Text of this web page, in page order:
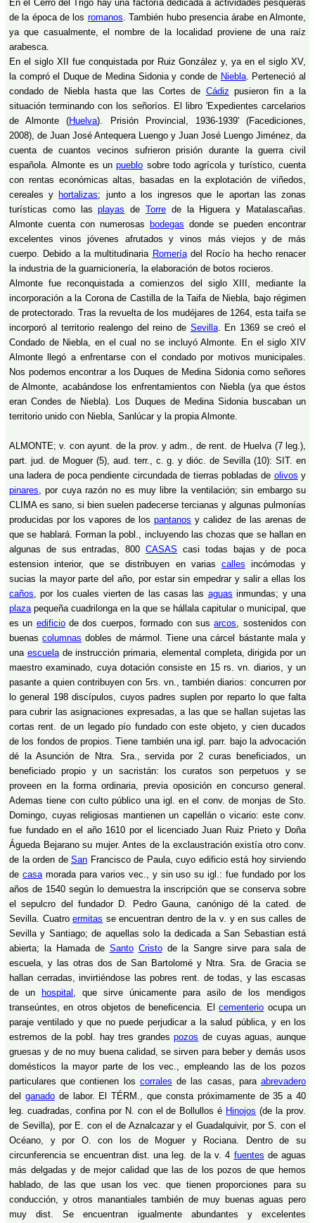
En el Cerro del Trigo hay una factoría dedicada a actividades pesqueras
de la época de los romanos. También hubo presencia árabe en Almonte,
ya que casualmente, el nombre de la localidad proviene de una raíz
arabesca.
En el siglo XII fue conquistada por Ruiz González y, ya en el siglo XV,
la compró el Duque de Medina Sidonia y conde de Niebla. Perteneció al
condado de Niebla hasta que las Cortes de Cádiz pusieron fin a la
situación terminando con los señoríos. El libro 'Expedientes carcelarios
de Almonte (Huelva). Prisión Provincial, 1936-1939' (Facediciones,
2008), de Juan José Antequera Luengo y Juan José Luengo Jiménez, da
cuenta de cuantos vecinos sufrieron prisión durante la guerra civil
española. Almonte es unpueblo sobre todo agrícola y turístico, cuenta
con rentas económicas altas, basadas en la explotación de viñedos,
cereales y hortalizas; junto a los ingresos que le aportan las zonas
turísticas como lasplayas deTorre de la Higuera y Matalascañas.
Almonte cuenta con numerosas
bodegas donde se pueden encontrar
excelentes vinos jóvenes afrutados y vinos más viejos y de más
cuerpo. Debido a la multitudinaria Romeríadel Rocío ha hecho renacer
la industria de la guarnicionería, la elaboración de botos rocieros.
Almonte fue reconquistada a comienzos del siglo XIII, mediante la
incorporación a la Corona de Castilla de la Taifa de Niebla, bajo régimen
de protectorado. Tras la revuelta de los mudéjares de 1264, esta taifa se
incorporó al territorio realengo del reino de Sevilla. En 1369 se creó el
Condado de Niebla, en el cual no se incluyó Almonte. En el siglo XIV
Almonte llegó a enfrentarse con el condado por motivos municipales.
Nos podemos encontrar a los Duques de Medina Sidonia como señores
de Almonte, acabándose los enfrentamientos con Niebla (ya que éstos
eran Condes de Niebla). Los Duques de Medina Sidonia buscaban un
territorio unido con Niebla, Sanlúcar y la propia Almonte.
ALMONTE; v. con ayunt. de la prov. y adm., de rent. de Huelva (7 leg.),
part. jud. de Moguer (5), aud. terr., c. g. y dióc. de Sevilla (10): SIT. en
una ladera de poca pendiente circundada de tierras pobladas de olivos y
pinares, por cuya razón no es muy libre la ventilación; sin embargo su
CLIMA es sano, si bien suelen padecerse tercianas y algunas pulmonías
producidas por los vapores de los pantanos y calidez de las arenas de
que se hablará. Forman la pobl., incluyendo las chozas que se hallan en
algunas de sus entradas, 800CASAS casi todas bajas y de poca
estension interior, que se distribuyen en varias calles incómodas y
sucias la mayor parte del año, por estar sin empedrar y salir a ellas los
caños, por los cuales vierten de las casas las aguas inmundas; y una
plazapequeña cuadrilonga en la que se hállala capitular o municipal, que
es un edificiode dos cuerpos, formado con susarcos, sostenidos con
buenascolumnas dobles de mármol. Tiene una cárcel bástante mala y
una escuelade instrucción primaria, elemental completa, dirigida por un
maestro examinado, cuya dotación consiste en 15 rs. vn. diarios, y un
pasante a quien contribuyen con 5rs. vn., también diarios: concurren por
lo general 198 discípulos, cuyos padres suplen por reparto lo que falta
para cubrir las asignaciones expresadas, a las que se hallan sujetas las
cortas rent. de un legado pío fundado con este objeto, y cien ducados
de los fondos de propios. Tiene también una igl. parr. bajo la advocación
dé la Asunción de Ntra. Sra., servida por 2 curas beneficiados, un
beneficiado propio y un sacristán: los curatos son perpetuos y se
proveen en la forma ordinaria, previa oposición en concurso general.
Ademas tiene con culto público una igl. en el conv. de monjas de Sto.
Domingo, cuyas religiosas mantienen un capellán o vicario: este conv.
fue fundado en el año 1610 por el licenciado Juan Ruiz Prieto y Doña
Águeda Bejarano su mujer. Antes de la exclaustración existía otro conv.
de la orden de San Francisco de Paula, cuyo edificio está hoy sirviendo
de casamorada para varios vec., y sin uso su igl.: fue fundado por los
años de 1540 según lo demuestra la inscripción que se conserva sobre
el sepulcro del fundador D. Pedro Gauna, canónigo dé la cated. de
Sevilla. Cuatroermitas se encuentran dentro de la v. y en sus calles de
Sevilla y Santiago; de aquellas solo la dedicada a San Sebastian está
abierta; la Hamada de Santo Cristode la Sangre sirve para sala de
escuela, y las otras dos de San Bartolomé y Ntra. Sra. de Gracia se
hallan cerradas, invirtiéndose las pobres rent. de todas, y las escasas
de un
hospital , que sirve únicamente para asilo de los mendigos
transeúntes, en otros objetos de beneficencia. Elcementerio ocupa un
paraje ventilado y que no puede perjudicar a la salud pública, y en los
estremos de la pobl. hay tres grandespozos de cuyas aguas, aunque
gruesas y de no muy buena calidad, se sirven para beber y demás usos
domésticos la mayor parte de los vec., empleando las de los pozos
particulares que contienen los corrales de las casas, paraabrevadero
del ganadode labor. El TÉRM., que consta próximamente de 35 a 40
leg. cuadradas, confina por N. con el de Bollullos é Hinojos (de la prov.
de Sevilla), por E. con el de Aznalcazar y el Guadalquivir, por S. con el
Océano, y por O. con los de Moguer y Rociana. Dentro de su
circunferencia se encuentran dist. una leg. de la v. 4 fuentes de aguas
más delgadas y de mejor calidad que las de los pozos de que hemos
hablado, de las que usan los vec. que tienen proporciones para su
conducción, y otros manantiales también de muy buenas aguas pero
muy dist. Se encuentran igualmente abundantes y excelentes